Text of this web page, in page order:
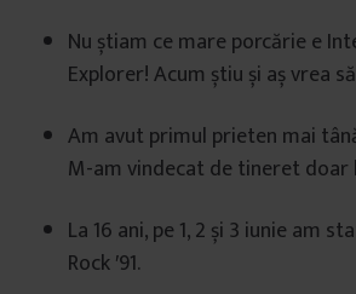
Nu știam ce mare porcărie e
Explorer! Acum știu și aș vrea
Am avut primul prieten mai
M-am vindecat de tineret
La 16 ani, pe 1, 2 și 3 iunie am
Rock ′91.